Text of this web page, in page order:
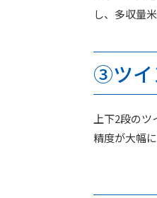
し、多収量
➂ツイ
上下2段の
精度が大幅